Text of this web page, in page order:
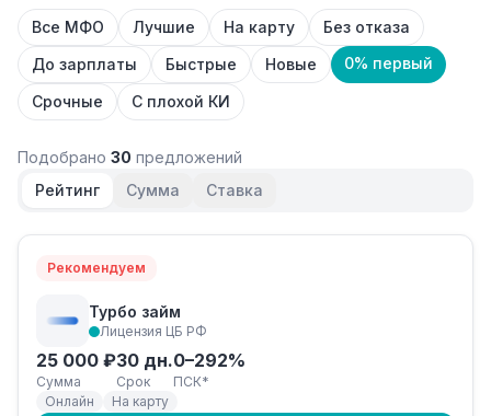
Все МФО Лучшие На карту
Без отказа
До зарплаты
Быстрые Новые 0% первый
Срочные С плохой КИ
Подобрано 30 предложений
Рейтинг
Сумма Ставка
Рекомендуем
Турбо займ
Лицензия ЦБ РФ
25 000 ₽
Сумма
30 дн.
Срок
0–292%
ПСК*
Онлайн
На карту